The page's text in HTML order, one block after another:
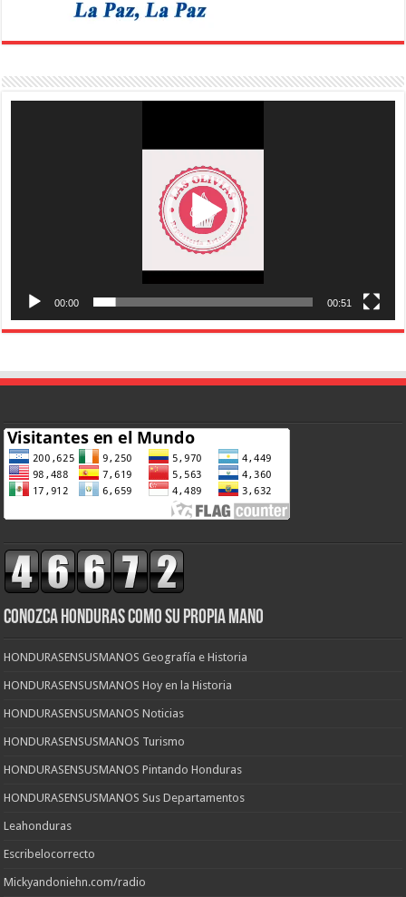
00:00 00:51
CONOZCA HONDURAS COMO SU PROPIA MANO
HONDURASENSUSMANOS Geografía e Historia
HONDURASENSUSMANOS Hoy en la Historia
HONDURASENSUSMANOS Noticias
HONDURASENSUSMANOS Turismo
HONDURASENSUSMANOS Pintando Honduras
HONDURASENSUSMANOS Sus Departamentos
Leahonduras
Escribelocorrecto
Mickyandoniehn.com/radio